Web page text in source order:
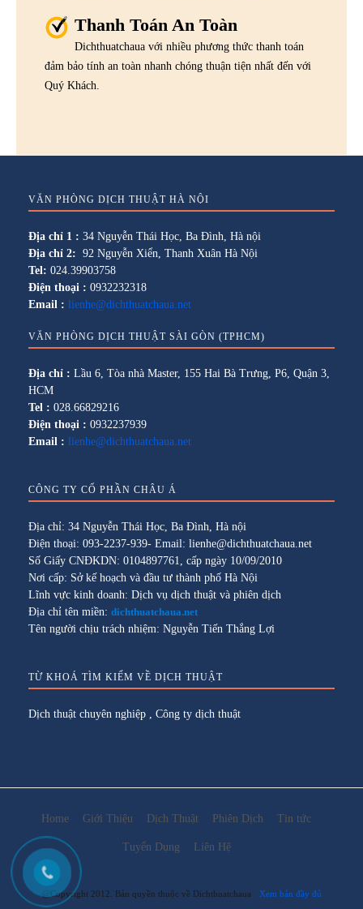
Thanh Toán An Toàn
Dichthuatchaua với nhiều phương thức thanh toán
đảm bảo tính an toàn nhanh chóng thuận tiện nhất đến với
Quý Khách.
VĂN PHÒNG DỊCH THUẬT HÀ NỘI
Địa chỉ 1 : 34 Nguyễn Thái Học, Ba Đình, Hà nội
Địa chỉ 2: 92 Nguyễn Xiển, Thanh Xuân Hà Nội
Tel: 024.39903758
Điện thoại : 0932232318
Email : lienhe@dichthuatchaua.net
VĂN PHÒNG DỊCH THUẬT SÀI GÒN (TPHCM)
Địa chỉ : Lầu 6, Tòa nhà Master, 155 Hai Bà Trưng, P6, Quận 3,
HCM
Tel : 028.66829216
Điện thoại : 0932237939
Email : lienhe@dichthuatchaua.net
CÔNG TY CỔ PHẦN CHÂU Á
Địa chỉ: 34 Nguyễn Thái Học, Ba Đình, Hà nội
Điện thoại: 093-2237-939- Email: lienhe@dichthuatchaua.net
Số Giấy CNĐKDN: 0104897761, cấp ngày 10/09/2010
Nơi cấp: Sở kế hoạch và đầu tư thành phố Hà Nội
Lĩnh vực kinh doanh: Dịch vụ dịch thuật và phiên dịch
Địa chỉ tên miền: dichthuatchaua.net
Tên người chịu trách nhiệm: Nguyễn Tiến Thắng Lợi
TỪ KHOÁ TÌM KIẾM VỀ DỊCH THUẬT
Dịch thuật chuyên nghiệp , Công ty dịch thuật
Home Giới Thiệu Dịch Thuật Phiên Dịch Tin tức
Tuyển Dụng Liên Hệ
@Copyright 2012. Bản quyền thuộc về Dichthuatchaua Xem bản đầy đủ